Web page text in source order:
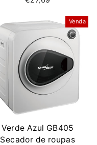
Venda
Verde Azul GB405
Secador de roupas